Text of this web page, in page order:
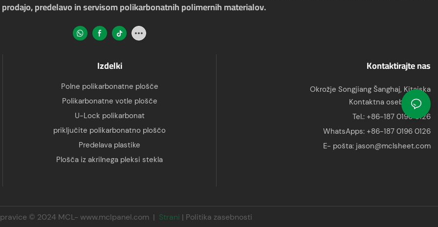
predelavo in servisom polikarbonatnih polimernih materialov.
Izdelki
Polne polikarbonatne plošče
Polikarbonatne votle plošče
U-Lock polikarbonat
priključite polikarbonatno ploščo
Predelava plastike
Plošča iz akrilnega pleksi stekla
Kontaktirajte nas
Okrožje Songjiang Šanghaj, Kitajska
Kontaktna oseba: Jason
Tel.: +86-187 0196 0126
WhatsApps: +86-187 0196 0126
E- pošta: jason@mclsheet.com
© 2024 MCL- www.mclpanel.com | Strani | Politika zasebnosti